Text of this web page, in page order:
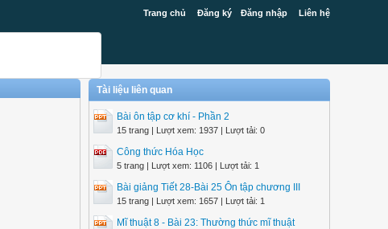
Trang chủ Đăng ký Đăng nhập Liên hệ
Tài liệu liên quan
Bài ôn tập cơ khí - Phần 2
15 trang | Lượt xem: 1937 | Lượt tải: 0
Công thức Hóa Học
5 trang | Lượt xem: 1106 | Lượt tải: 1
Bài giảng Tiết 28-Bài 25 Ôn tập chương III
15 trang | Lượt xem: 1657 | Lượt tải: 1
Mĩ thuật 8 - Bài 23: Thường thức mĩ thuật